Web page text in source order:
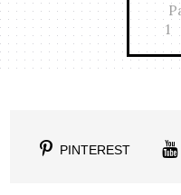
1
PINTEREST